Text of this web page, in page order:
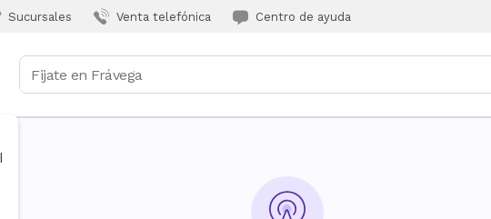
Sucursales Venta telefónica Centro de ayuda